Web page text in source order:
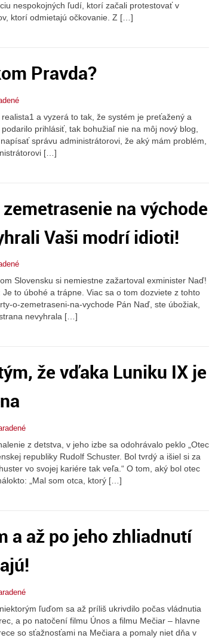
nespokojných ľudí, ktorí začali protestovať v
ktorí odmietajú očkovanie. Z […]
Pravda?
a vyzerá to tak, že systém je preťažený a
prihlásiť, tak bohužiaľ nie na môj nový blog,
správu administrátorovi, že aký mám problém,
[…]
na východe
Vaši modrí idioti!
Slovensku si nemiestne zažartoval exminister Naď!
to úbohé a trápne. Viac sa o tom dozviete z tohto
o-zemetraseni-na-vychode Pán Naď, ste úbožiak,
nevyhrala […]
že vďaka Luniku IX je
z detstva, v jeho izbe sa odohrávalo peklo „Otec
republiky Rudolf Schuster. Bol tvrdý a išiel si za
vo svojej kariére tak veľa.“ O tom, aký bol otec
„Mal som otca, ktorý […]
a až po jeho zhliadnutí
ľuďom sa až príliš ukrivdilo počas vládnutia
a po natočení filmu Únos a filmu Mečiar – hlavne
so sťažnosťami na Mečiara a pomaly niet dňa v